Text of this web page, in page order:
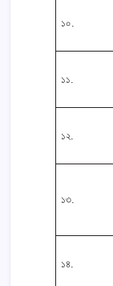
১০.
১১.
১২.
১৩.
১৪.